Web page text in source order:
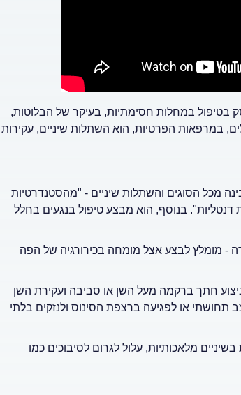
בטיפול במחלות חסימתיות, בעיקר של הבלוטות,
במרפאות הפרטיות, הוא השתלות שיניים, עקירות
מכל הסוגים והשתלות שיניים - "מהסטנדרטיות
בנוסף, הוא מבצע טיפול בנגעים בחלל
- מומלץ לבצע אצל מומחה בכירורגיה של הפה
ביצוע חתך ברקמה מעל השן או סביבה ועקירת השן
תחושתי או לפגיעה ברצפת הסינוס ולנזקים בלתי
מלאכותיות, עלול לגרום לסיבוכים כמו